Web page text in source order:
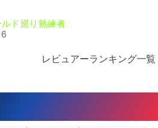
ルド巡り熟練者
レビュアーランキング一覧